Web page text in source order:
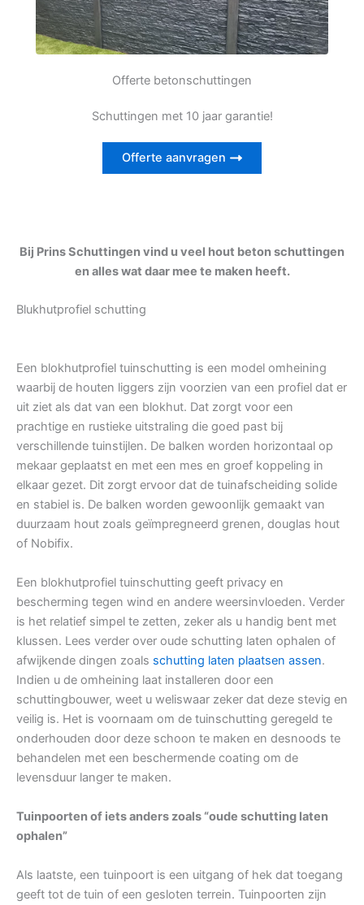
Offerte betonschuttingen
Schuttingen met 10 jaar garantie!
Offerte aanvragen
Bij Prins Schuttingen vind u veel hout beton schuttingen
en alles wat daar mee te maken heeft.
Blukhutprofiel schutting
Een blokhutprofiel tuinschutting is een model omheining
waarbij de houten liggers zijn voorzien van een profiel dat er
uit ziet als dat van een blokhut. Dat zorgt voor een
prachtige en rustieke uitstraling die goed past bij
verschillende tuinstijlen. De balken worden horizontaal op
mekaar geplaatst en met een mes en groef koppeling in
elkaar gezet. Dit zorgt ervoor dat de tuinafscheiding solide
en stabiel is. De balken worden gewoonlijk gemaakt van
duurzaam hout zoals geïmpregneerd grenen, douglas hout
of Nobifix.
Een blokhutprofiel tuinschutting geeft privacy en
bescherming tegen wind en andere weersinvloeden. Verder
is het relatief simpel te zetten, zeker als u handig bent met
klussen. Lees verder over oude schutting laten ophalen of
afwijkende dingen zoals schutting laten plaatsen assen.
Indien u de omheining laat installeren door een
schuttingbouwer, weet u weliswaar zeker dat deze stevig en
veilig is. Het is voornaam om de tuinschutting geregeld te
onderhouden door deze schoon te maken en desnoods te
behandelen met een beschermende coating om de
levensduur langer te maken.
Tuinpoorten of iets anders zoals “oude schutting laten
ophalen”
Als laatste, een tuinpoort is een uitgang of hek dat toegang
geeft tot de tuin of een gesloten terrein. Tuinpoorten zijn